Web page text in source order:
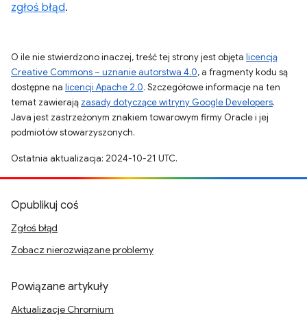
zgłoś błąd.
O ile nie stwierdzono inaczej, treść tej strony jest objęta licencją
Creative Commons – uznanie autorstwa 4.0, a fragmenty kodu są
dostępne na licencji Apache 2.0. Szczegółowe informacje na ten
temat zawierają zasady dotyczące witryny Google Developers.
Java jest zastrzeżonym znakiem towarowym firmy Oracle i jej
podmiotów stowarzyszonych.
Ostatnia aktualizacja: 2024-10-21 UTC.
Opublikuj coś
Zgłoś błąd
Zobacz nierozwiązane problemy
Powiązane artykuły
Aktualizacje Chromium